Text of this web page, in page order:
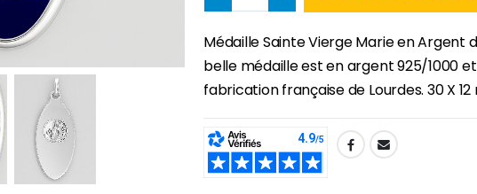
Médaille Sainte Vierge Marie en Argent
belle médaille est en argent 925/1000
fabrication française de Lourdes. 30 X 12
SHARE: